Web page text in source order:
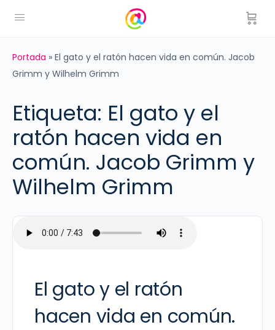
Portada » El gato y el ratón hacen vida en común. Jacob
Grimm y Wilhelm Grimm
Etiqueta: El gato y el
ratón hacen vida en
común. Jacob Grimm y
Wilhelm Grimm
El gato y el ratón
hacen vida en común.